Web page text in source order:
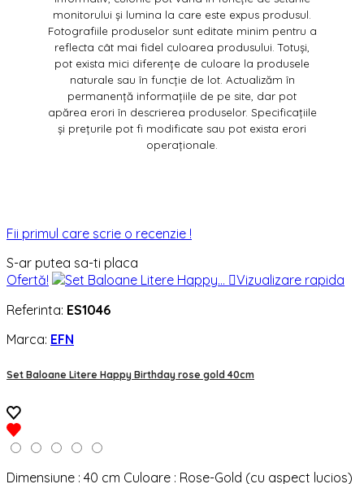
monitorului și lumina la care este expus produsul.
Fotografiile produselor sunt editate minim pentru a
reflecta cât mai fidel culoarea produsului. Totuși,
pot exista mici diferențe de culoare la produsele
naturale sau în funcție de lot. Actualizăm în
permanență informațiile de pe site, dar pot
apărea erori în descrierea produselor. Specificațiile
și prețurile pot fi modificate sau pot exista erori
operaționale.
Fii primul care scrie o recenzie !
S-ar putea sa-ti placa
Ofertă!
Vizualizare rapida
Referinta: ES1046
Marca: EFN
Set Baloane Litere Happy Birthday rose gold 40cm
Dimensiune : 40 cm Culoare : Rose-Gold (cu aspect lucios)